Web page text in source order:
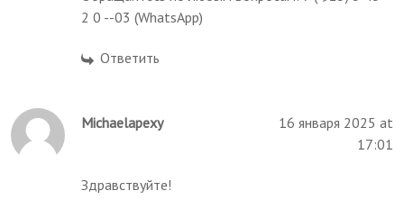
2 0 --03 (WhatsApp)
Ответить
Michaelapexy
16 января 2025 at
17:01
Здравствуйте!